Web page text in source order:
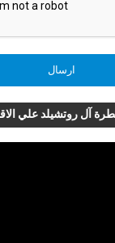
آل روتشيلد علي